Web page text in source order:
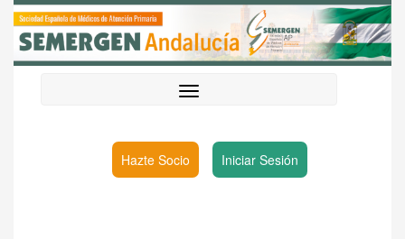
Hazte Socio Iniciar Sesión